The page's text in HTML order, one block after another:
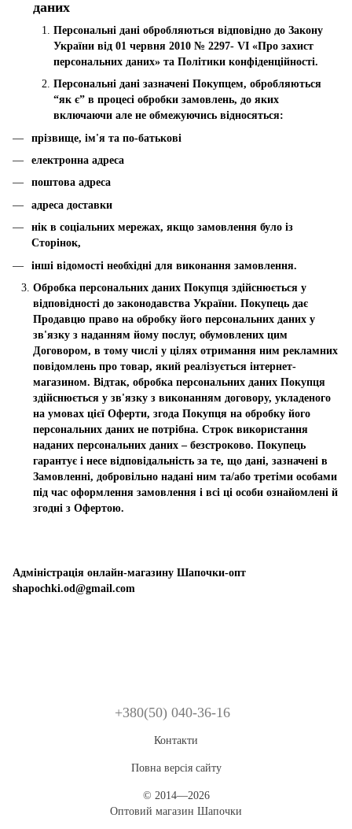
даних
Персональні дані обробляються відповідно до Закону
України від 01 червня 2010 № 2297- VI «Про захист
персональних даних» та Політики конфіденційності.
Персональні дані зазначені Покупцем, обробляються
“як є” в процесі обробки замовлень, до яких
включаючи але не обмежуючись відносяться:
прізвище, ім'я та по-батькові
електронна адреса
поштова адреса
адреса доставки
нік в соціальних мережах, якщо замовлення було із
Сторінок,
інші відомості необхідні для виконання замовлення.
Обробка персональних даних Покупця здійснюється у
відповідності до законодавства України. Покупець дає
Продавцю право на обробку його персональних даних у
зв'язку з наданням йому послуг, обумовлених цим
Договором, в тому числі у цілях отримання ним рекламних
повідомлень про товар, який реалізується інтернет-
магазином. Відтак, обробка персональних даних Покупця
здійснюється у зв'язку з виконанням договору, укладеного
на умовах цієї Оферти, згода Покупця на обробку його
персональних даних не потрібна. Строк використання
наданих персональних даних – безстроково. Покупець
гарантує і несе відповідальність за те, що дані, зазначені в
Замовленні, добровільно надані ним та/або третіми особами
під час оформлення замовлення і всі ці особи ознайомлені й
згодні з Офертою.
Адміністрація онлайн-магазину Шапочки-опт
shapochki.od@gmail.com
+380(50) 040-36-16
Контакти
Повна версія сайту
© 2014—2026
Оптовий магазин Шапочки